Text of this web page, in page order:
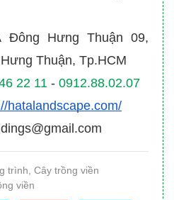
Hưng Thuận 09,
Thuận, Tp.HCM
22 11 - 0912.88.02.07
hatalandscape.com/
trình Cây trồng viền
viền